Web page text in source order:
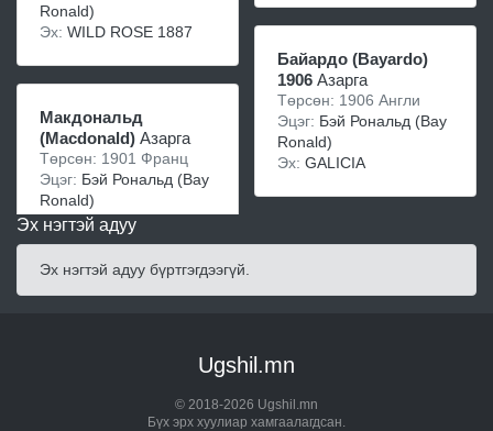
Ronald)
Эх: WILD ROSE 1887
Макдональд
(Macdonald) Азарга
Төрсөн: 1901 Франц
Эцэг: Бэй Рональд (Bay
Ronald)
Бaйaрдо (Bayardo)
1906 Азарга
Төрсөн: 1906 Англи
Эцэг: Бэй Рональд (Bay
Ronald)
Эх: GALICIA
Эх нэгтэй адуу
Эх нэгтэй адуу бүртгэгдээгүй.
Ugshil.mn
© 2018-2026 Ugshil.mn
Бүх эрх хуулиар хамгаалагдсан.